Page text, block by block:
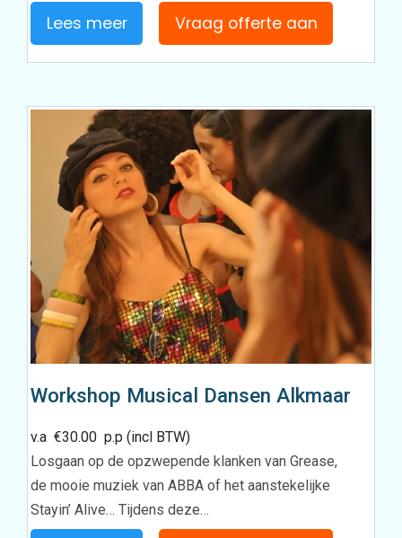
Lees meer Vraag offerte aan
Workshop Musical Dansen Alkmaar
v.a€30.00 p.p (incl BTW)
Losgaan op de opzwepende klanken van Grease,
de mooie muziek van ABBA of het aanstekelijke
Stayin’ Alive… Tijdens deze…